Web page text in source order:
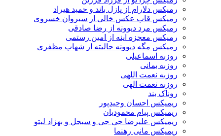
رمیکس دلارام از پازل باند و حمید هیراد
رمیکس قاب عکس خالی از سیروان خسروی
رمیکس مرد دیوونه از رضا صادقی
رمیکس معجزه اینه از امین رستمی
رمیکس مگه دیوونه حالیته از شهاب مظفری
روزبه اسماعیلی
روزبه بمانی
روزبه نعمت اللهی
روزبه نعمت الهی
روناک بند
ریمیکس احسان وحیدپور
ریمیکس پیام محمودیان
ریمیکس علیرضا جی جی و سیجل و بهزاد لیتو
ریمیکس مانی رهنما